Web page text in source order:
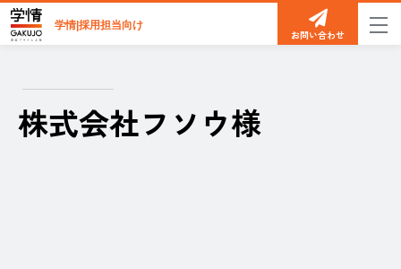
学情|採用担当向け
お問い合わせ
株式会社フソウ様